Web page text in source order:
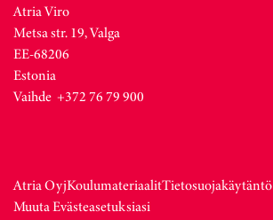
Atria Viro
Metsa str. 19, Valga
EE-68206
Estonia
Vaihde +372 76 79 900
Atria OyjKoulumateriaalitTietosuojakäytäntö
Muuta Evästeasetuksiasi